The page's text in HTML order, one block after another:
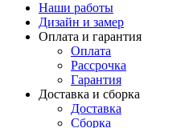
Наши работы
Дизайн и замер
Оплата и гарантия
Оплата
Рассрочка
Гарантия
Доставка и сборка
Доставка
Сборка